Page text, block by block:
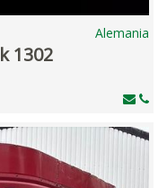
Alemania
1302